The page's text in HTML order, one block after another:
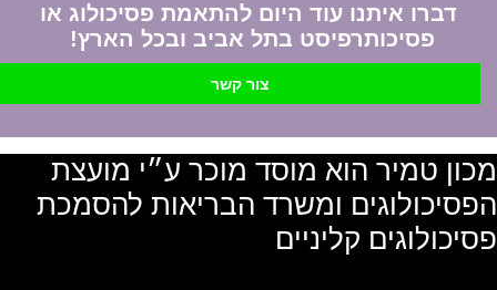
דברו איתנו עוד היום להתאמת פסיכולוג או
פסיכותרפיסט בתל אביב ובכל הארץ!
צור קשר
מכון טמיר הוא מוסד מוכר ע״י מועצת
הפסיכולוגים ומשרד הבריאות להסמכת
פסיכולוגים קליניים